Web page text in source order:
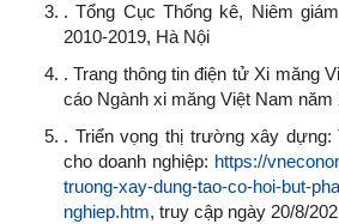
. Tổng Cục Thống kê, Niêm
2010-2019, Hà Nội
. Trang thông tin điện tử Xi măng
cáo Ngành xi măng Việt Nam năm
. Triển vọng thị trường xây
cho doanh nghiệp: https://
truong-xay-dung-tao-co-hoi-but-
nghiep.htm, truy cập ngày 20/8/